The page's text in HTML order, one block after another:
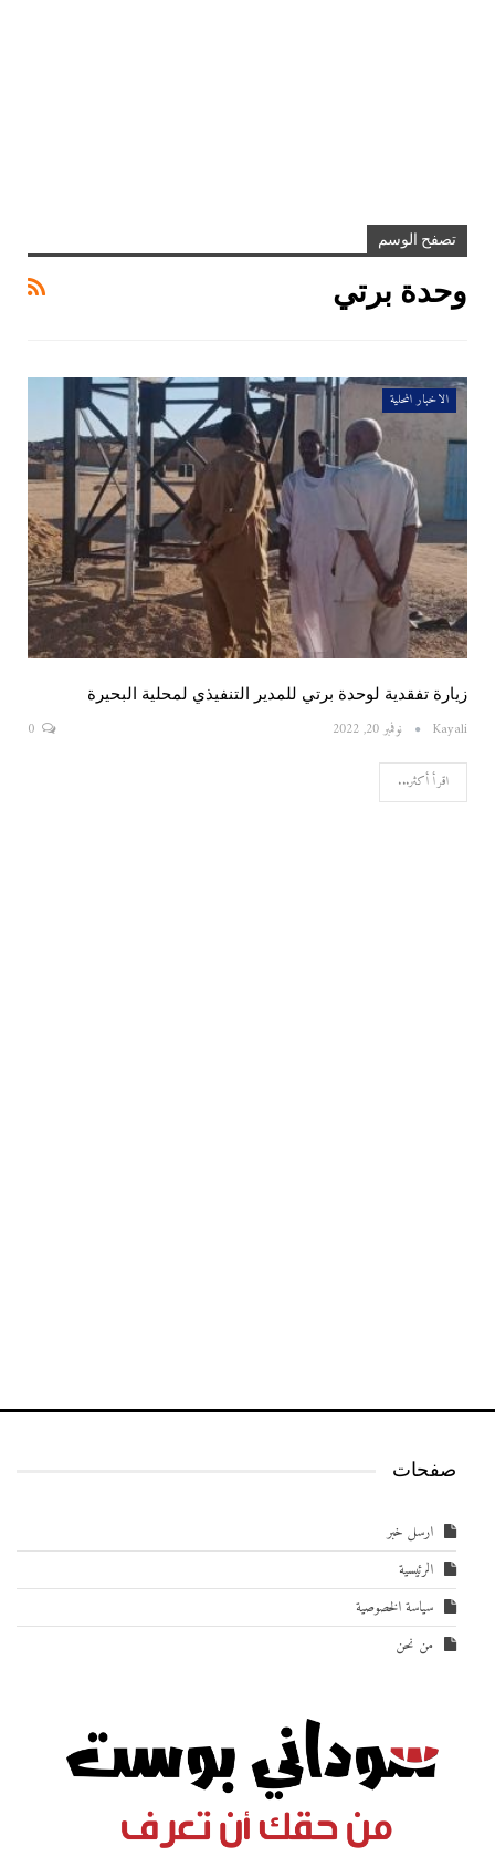
تصفح الوسم
وحدة برتي
الاخبار المحلية
زيارة تفقدية لوحدة برتي للمدير التنفيذي لمحلية البحيرة
Kayali نوفمبر 20, 2022
اقرأ أكثر...
صفحات
ارسل خبر
الرئيسية
سياسة الخصوصية
من نحن